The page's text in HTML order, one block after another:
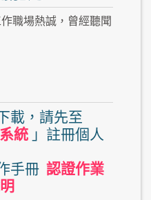
職場熱誠，曾經聽聞
載，請先至
統 」註冊個人
手冊 認證作業